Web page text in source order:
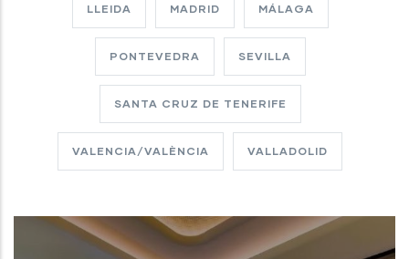
LLEIDA MADRID MÁLAGA
PONTEVEDRA SEVILLA
SANTA CRUZ DE TENERIFE
VALENCIA/VALÈNCIA VALLADOLID